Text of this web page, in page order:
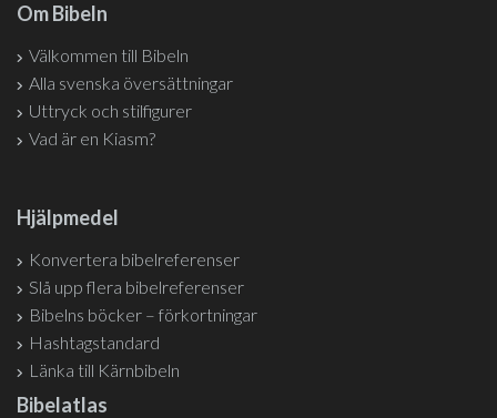
Om Bibeln
Välkommen till Bibeln
Alla svenska översättningar
Uttryck och stilfigurer
Vad är en Kiasm?
Hjälpmedel
Konvertera bibelreferenser
Slå upp flera bibelreferenser
Bibelns böcker – förkortningar
Hashtagstandard
Länka till Kärnbibeln
Bibelatlas